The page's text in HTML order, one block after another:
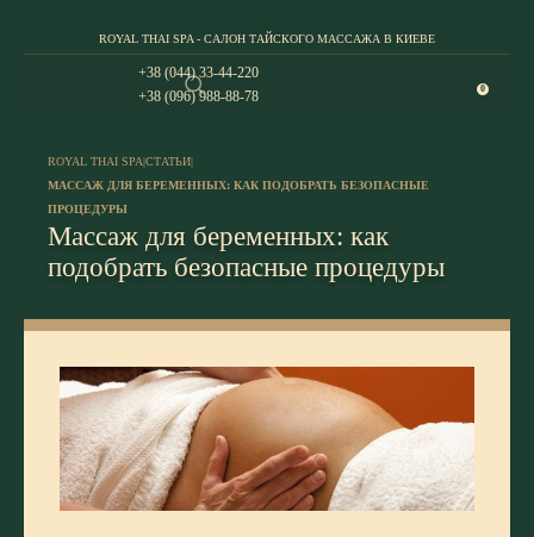
ROYAL THAI SPA - САЛОН ТАЙСКОГО МАССАЖА В КИЕВЕ
+38 (044) 33-44-220
+38 (096) 988-88-78
0
ROYAL THAI SPA|СТАТЬИ|
МАССАЖ ДЛЯ БЕРЕМЕННЫХ: КАК ПОДОБРАТЬ БЕЗОПАСНЫЕ
ПРОЦЕДУРЫ
Массаж для беременных: как
подобрать безопасные процедуры